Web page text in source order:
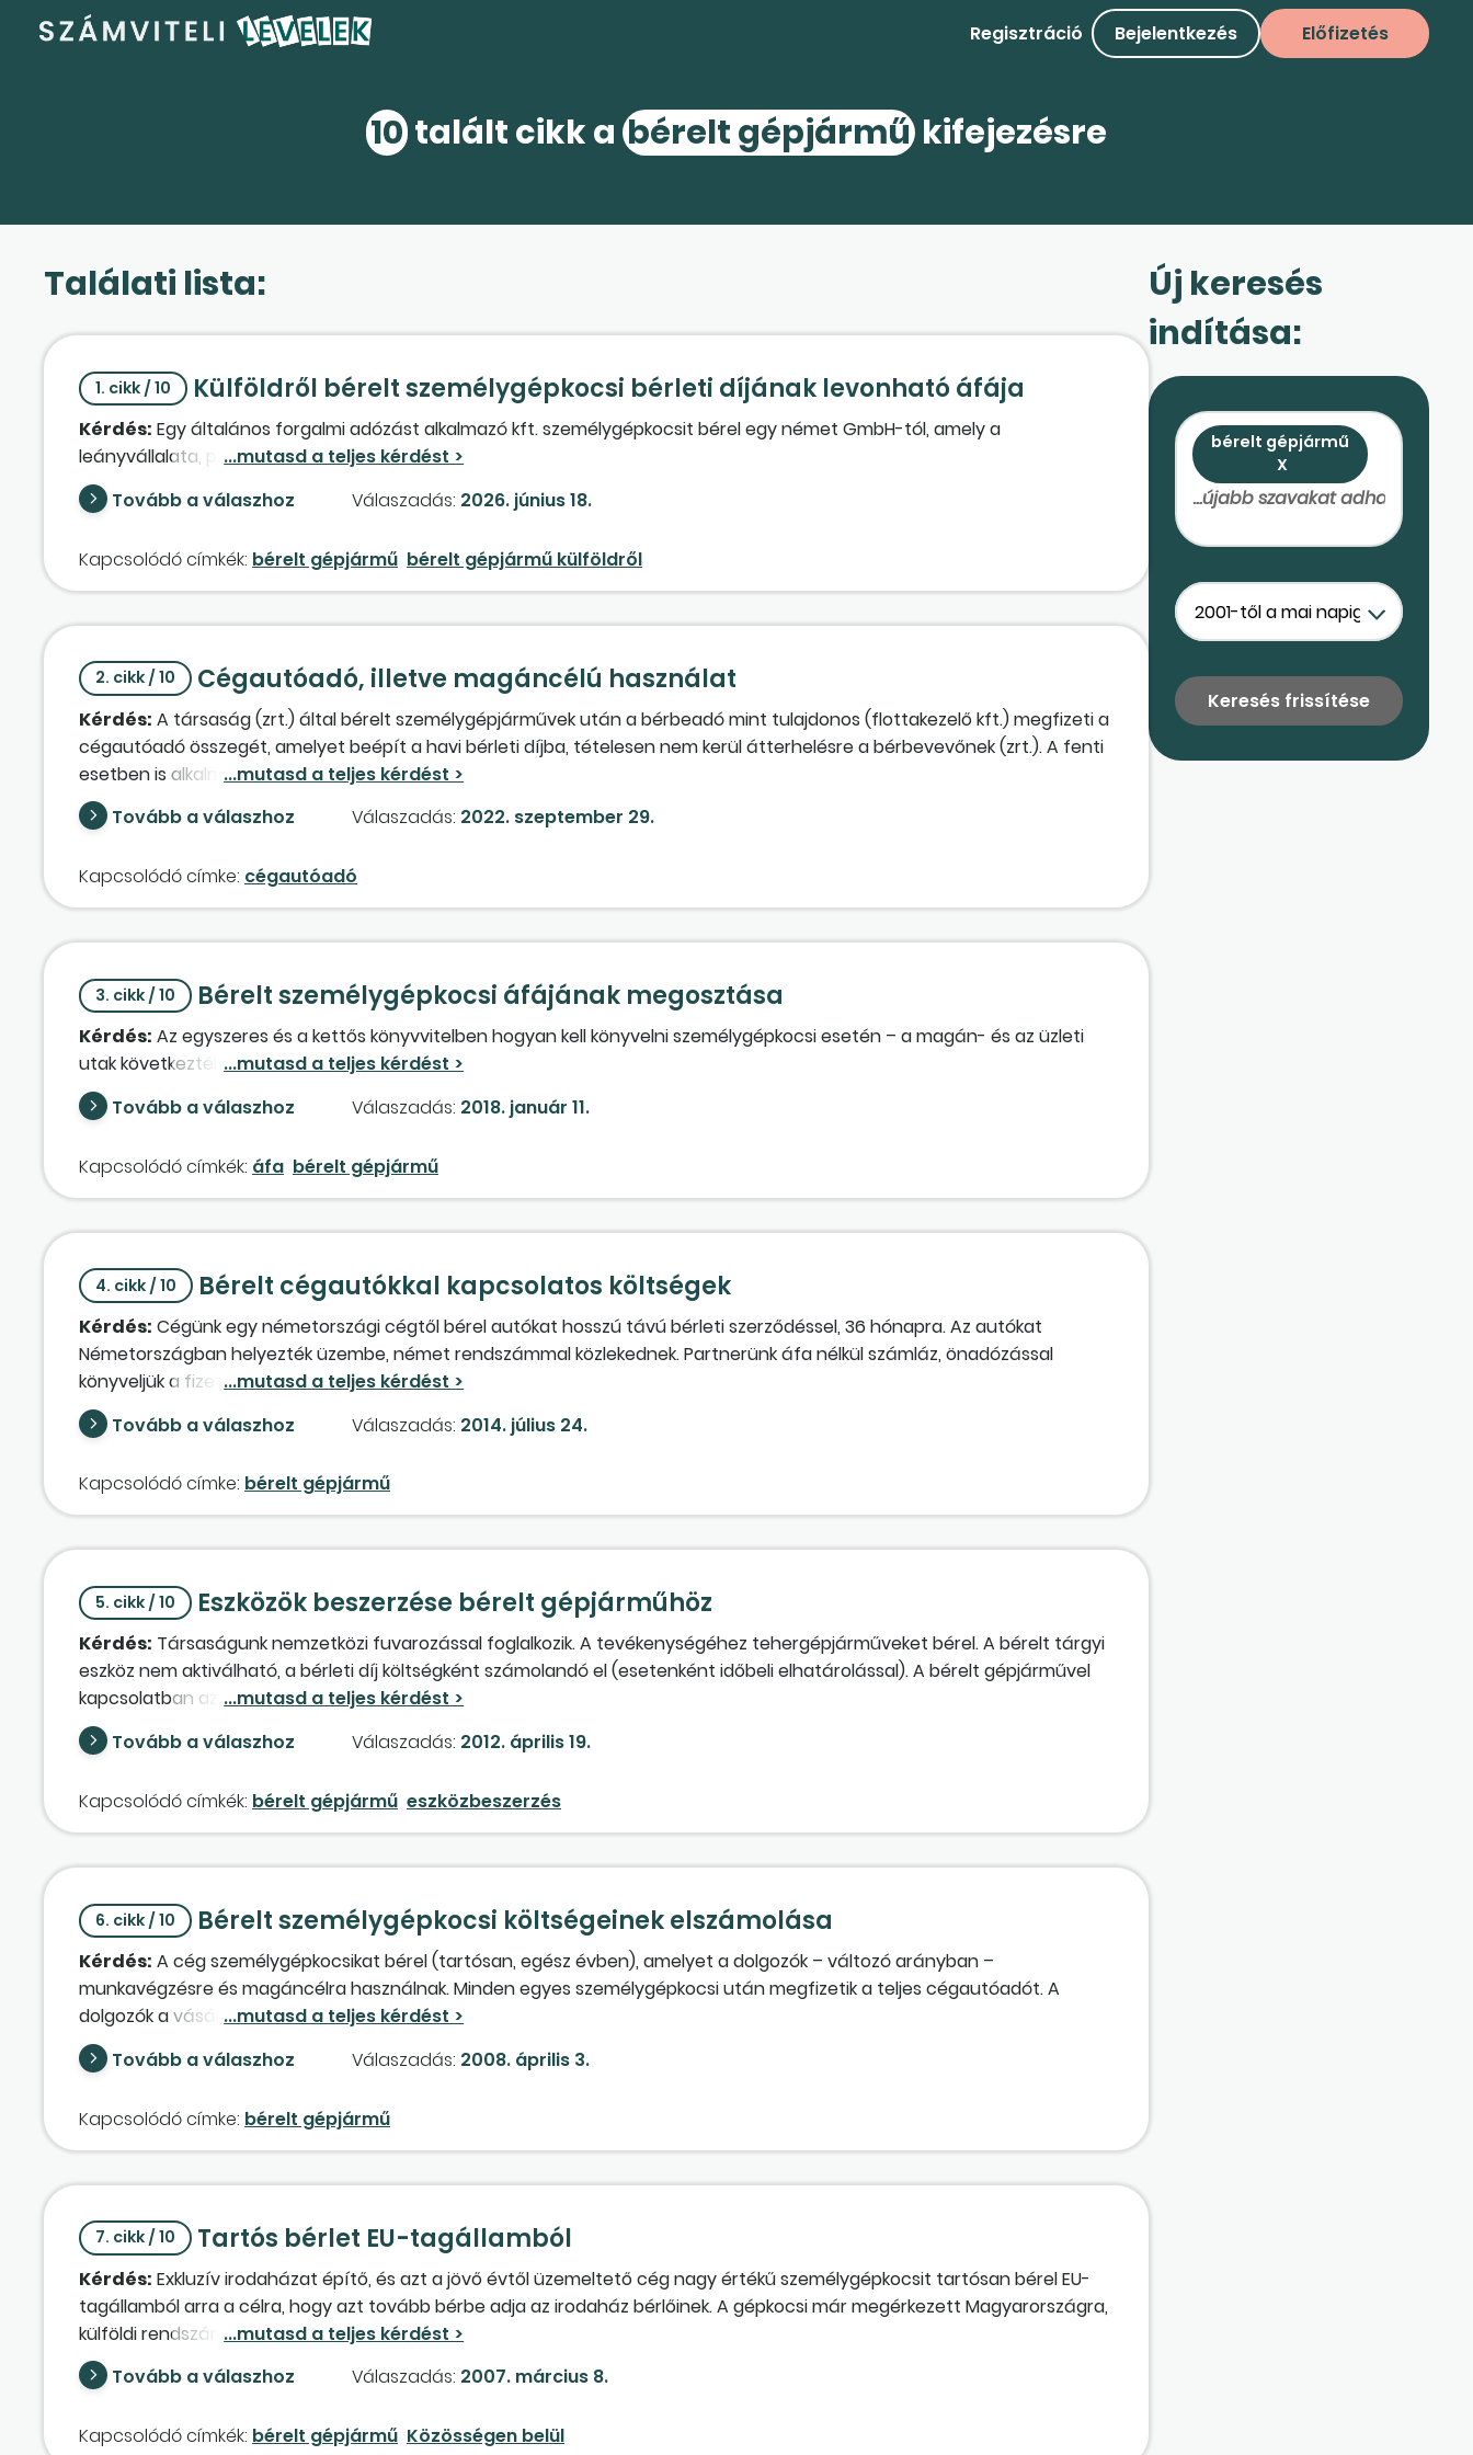
Regisztráció Bejelentkezés Előfizetés
10 talált cikk a bérelt gépjármű kifejezésre
Találati lista:
1. cikk / 10 Külföldről bérelt személygépkocsi bérleti díjának levonható áfája
Kérdés: Egy általános forgalmi adózást alkalmazó kft. személygépkocsit bérel egy német GmbH-tól, amely a
leányvállalata, piaci áron. A kft. levonhatja-e a bérleti díj után felszámított áfa 50%-át?
Tovább a válaszhoz
Válaszadás: 2026. június 18.
Kapcsolódó címkék: bérelt gépjármű bérelt gépjármű külföldről
2. cikk / 10 Cégautóadó, illetve magáncélú használat
Kérdés: A társaság (zrt.) által bérelt személygépjárművek után a bérbeadó mint tulajdonos (flottakezelő kft.) megfizeti a
cégautóadó összegét, amelyet beépít a havi bérleti díjba, tételesen nem kerül átterhelésre a bérbevevőnek (zrt.). A fenti
esetben is alkalmazható az a szabály, miszerint a cégautóadó megfizetésével (amely jelen esetben közvetlenül a
bérbeadó által kerül megfizetésre) a járműnél a magáncélú használatért külön díjazás megállapítása nem indokolt, és a
zrt. által az alkalmazottai számára biztosított jármű magáncélú használata adómentes juttatásnak minősül?
Tovább a válaszhoz Válaszadás: 2022. szeptember 29.
Kapcsolódó címke: cégautóadó
3. cikk / 10 Bérelt személygépkocsi áfájának megosztása
Kérdés: Az egyszeres és a kettős könyvvitelben hogyan kell könyvelni személygépkocsi esetén – a magán- és az üzleti
utak következtében havonta változó arányszám miatt – a visszaigényelhető, illetve a befizetendő áfát?
Tovább a válaszhoz
Válaszadás: 2018. január 11.
Kapcsolódó címkék: áfa bérelt gépjármű
4. cikk / 10 Bérelt cégautókkal kapcsolatos költségek
Kérdés: Cégünk egy németországi cégtől bérel autókat hosszú távú bérleti szerződéssel, 36 hónapra. Az autókat
Németországban helyezték üzembe, német rendszámmal közlekednek. Partnerünk áfa nélkül számláz, önadózással
könyveljük a fizetendő és a levonható áfát. Cégautóadót fizetünk. Havonta könyveljük a bérleti díjat. Helyesen járunk el?
Tovább a válaszhoz
Válaszadás: 2014. július 24.
Kapcsolódó címke: bérelt gépjármű
5. cikk / 10 Eszközök beszerzése bérelt gépjárműhöz
Kérdés: Társaságunk nemzetközi fuvarozással foglalkozik. A tevékenységéhez tehergépjárműveket bérel. A bérelt tárgyi
eszköz nem aktiválható, a bérleti díj költségként számolandó el (esetenként időbeli elhatárolással). A bérelt gépjárművel
kapcsolatban azonban felmerültek olyan kiadások (mint a vagyonszerzési illeték, új ponyva vásárlása, szivattyú
beépítése), amelyek beruházásnak minősülnek. Milyen értékcsökkenési leírást vehetünk figyelembe az Szt. és a Tao-tv.
szerint?Tovább a válaszhoz Válaszadás: 2012. április 19.
Kapcsolódó címkék: bérelt gépjármű eszközbeszerzés
6. cikk / 10 Bérelt személygépkocsi költségeinek elszámolása
Kérdés: A cég személygépkocsikat bérel (tartósan, egész évben), amelyet a dolgozók – változó arányban –
munkavégzésre és magáncélra használnak. Minden egyes személygépkocsi után megfizetik a teljes cégautóadót. A
dolgozók a vásárolt üzemanyagról számlát hoznak, amelyeket teljes összegükben költségként elszámolunk. Jó ez így? A
személygépkocsik bérleti díjának áfáját teljes összegében levonhatjuk? Éves és havi autópálya-matrica vásárlásakor
keletkezik-e adó- és/vagy járulékfizetési kötelezettség?
Tovább a válaszhoz Válaszadás: 2008. április 3.
Kapcsolódó címke: bérelt gépjármű
7. cikk / 10 Tartós bérlet EU-tagállamból
Kérdés: Exkluzív irodaházat építő, és azt a jövő évtől üzemeltető cég nagy értékű személygépkocsit tartósan bérel EU-
tagállamból arra a célra, hogy azt tovább bérbe adja az irodaház bérlőinek. A gépkocsi már megérkezett Magyarországra,
külföldi rendszámmal. A külföldi cég forgalmi adót is tartalmazó számlát küldött. Milyen módon lehet visszakérni a külföldön
megfizetett adót? Kell-e további importszolgáltatás-áfát bevallanunk?
Tovább a válaszhoz Válaszadás: 2007. március 8.
Kapcsolódó címkék: bérelt gépjármű Közösségen belül
Új keresés
indítása:
bérelt gépjármű
X